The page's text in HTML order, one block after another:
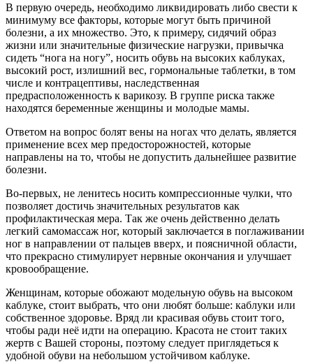
В первую очередь, необходимо ликвидировать либо свести к
минимуму все факторы, которые могут быть причиной
болезни, а их множество. Это, к примеру, сидячий образ
жизни или значительные физические нагрузки, привычка
сидеть “нога на ногу”, носить обувь на высоких каблуках,
высокий рост, излишний вес, гормональные таблетки, в том
числе и контрацептивы, наследственная
предрасположенность к варикозу. В группе риска также
находятся беременные женщины и молодые мамы.
Ответом на вопрос болят вены на ногах что делать, является
применение всех мер предосторожностей, которые
направлены на то, чтобы не допустить дальнейшее развитие
болезни.
Во-первых, не ленитесь носить компрессионные чулки, что
позволяет достичь значительных результатов как
профилактическая мера. Так же очень действенно делать
легкий самомассаж ног, который заключается в поглаживании
ног в направлении от пальцев вверх, и поясничной области,
что прекрасно стимулирует нервные окончания и улучшает
кровообращение.
Женщинам, которые обожают модельную обувь на высоком
каблуке, стоит выбрать, что они любят больше: каблуки или
собственное здоровье. Вряд ли красивая обувь стоит того,
чтобы ради неё идти на операцию. Красота не стоит таких
жертв с Вашей стороны, поэтому следует приглядеться к
удобной обуви на небольшом устойчивом каблуке.